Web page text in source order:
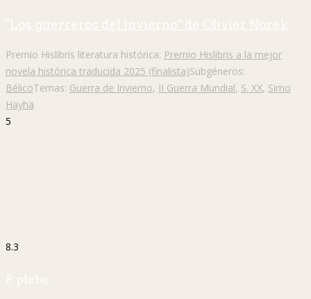
"Los guerreros del invierno" de Olivier Norek
Premio Hislibris literatura histórica: Premio Hislibris a la mejor
novela histórica traducida 2025 (finalista)Subgéneros:
BélicoTemas: Guerra de Invierno, II Guerra Mundial, S. XX, Simo
Häyhä
5
8.3
P. plebe